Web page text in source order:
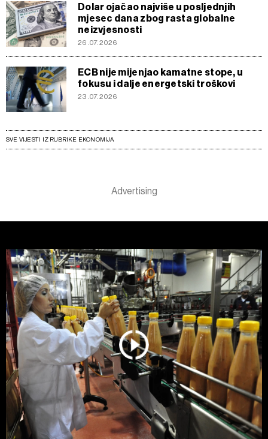
Dolar ojačao najviše u posljednjih
mjesec dana zbog rasta globalne
neizvjesnosti
26.07.2026
ECB nije mijenjao kamatne stope, u
fokusu i dalje energetski troškovi
23.07.2026
SVE VIJESTI IZ RUBRIKE EKONOMIJA